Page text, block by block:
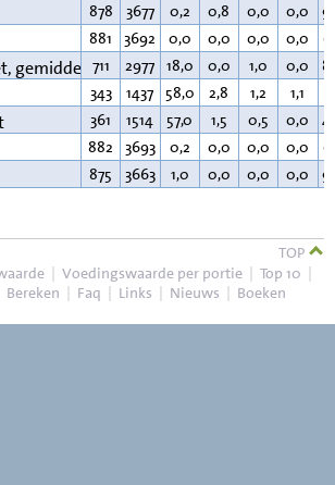
878 3677 0,2 0,8 0,0 0,0
881 3692 0,0 0,0 0,0 0,0
gemiddeld711 2977 18,0 0,0 1,0 0,0
343 1437 58,0 2,8 1,2 1,1
361 1514 57,0 1,5 0,5 0,0
882 3693 0,2 0,0 0,0 0,0
875 3663 1,0 0,0 0,0 0,0
TOP
| Voedingswaarde per portie | Top 10 |
Bereken | Faq | Links | Nieuws | Boeken